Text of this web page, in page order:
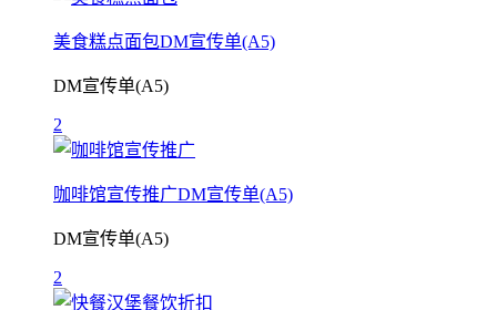
美食糕点面包DM宣传单(A5)
DM宣传单(A5)
2
咖啡馆宣传推广DM宣传单(A5)
DM宣传单(A5)
2